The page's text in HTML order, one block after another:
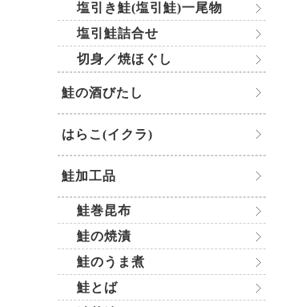
塩引き鮭(塩引鮭)一尾物
塩引鮭詰合せ
切身／焼ほぐし
鮭の酒びたし
はらこ(イクラ)
鮭加工品
鮭巻昆布
鮭の焼漬
鮭のうま煮
鮭とば